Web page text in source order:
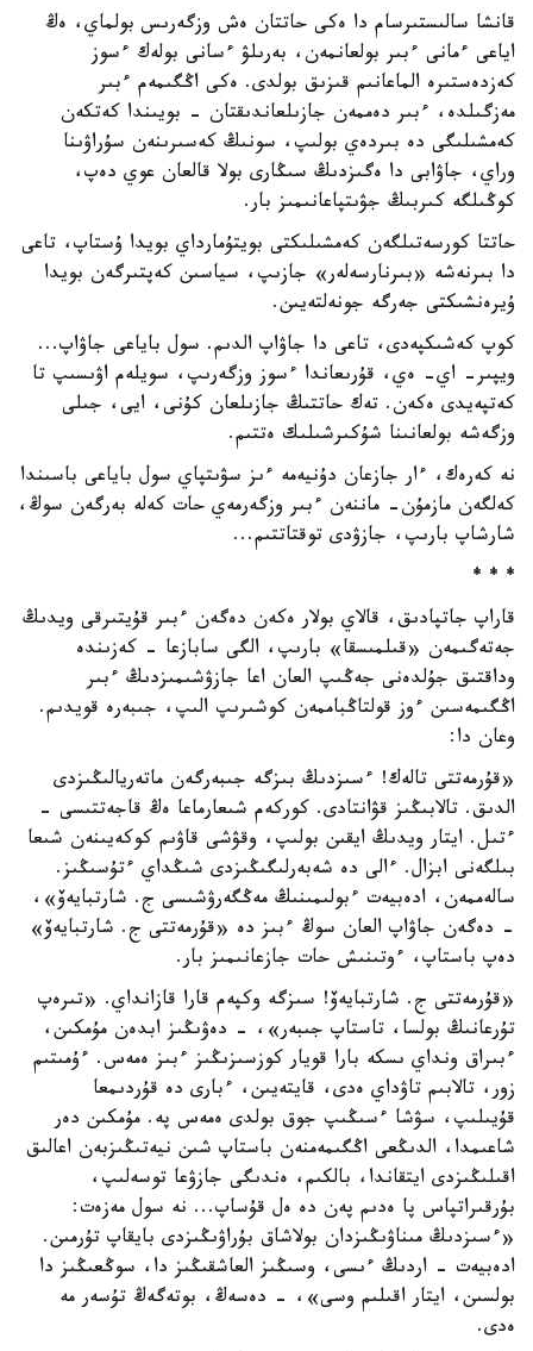
قانشا سالىستىرسام دا ەكى حاتتان ەش وزگەرىس بولماي، ەڭ
اياعى ءمانى ءبىر بولعانمەن، بەرىلۋ ءسانى بولەك ءسوز
كەزدەستىرە الماعانىم قىزىق بولدى. ەكى اڭگىمەم ءبىر
مەزگىلدە، ءبىر دەممەن جازىلعاندىقتان - بويىندا كەتكەن
كەمشىلىگى دە بىردەي بولىپ، سونىڭ كەسىرىنەن سۇراۋىنا
وراي، جاۋابى دا ەگىزدىڭ سىڭارى بولا قالعان عوي دەپ،
كوڭىلگە كىربىڭ جۋىتپاعانىمىز بار.
حاتتا كورسەتىلگەن كەمشىلىكتى بويتۇمارداي بويدا ۇستاپ، تاعى
دا بىرنەشە «بىرنارسەلەر» جازىپ، سياسىن كەپتىرگەن بويدا
ۇيرەنشىكتى جەرگە جونەلتەيىن.
كوپ كەشىكپەدى، تاعى دا جاۋاپ الدىم. سول باياعى جاۋاپ...
ويپىر- اي- ەي، قۇرىعاندا ءسوز وزگەرىپ، سويلەم اۋىسىپ تا
كەتپەيدى ەكەن. تەك حاتتىڭ جازىلعان كۇنى، ايى، جىلى
وزگەشە بولعانىنا شۇكىرشىلىك ەتتىم.
نە كەرەك، ءار جازعان دۇنيەمە ءىز سۋىتپاي سول باياعى باسىندا
كەلگەن مازمۇن- ماننەن ءبىر وزگەرمەي حات كەلە بەرگەن سوڭ،
شارشاپ بارىپ، جازۋدى توقتاتتىم...
* * *
قاراپ جاتپادىق، قالاي بولار ەكەن دەگەن ءبىر قۇيتىرقى ويدىڭ
جەتەگىمەن «قىلمىسقا» بارىپ، الگى سابازعا - كەزىندە
وداقتىق جۇلدەنى جەڭىپ العان اعا جازۋشىمىزدىڭ ءبىر
اڭگىمەسىن ءوز قولتاڭباممەن كوشىرىپ الىپ، جىبەرە قويدىم.
وعان دا:
«قۇرمەتتى تالەك! ءسىزدىڭ بىزگە جىبەرگەن ماتەريالىڭىزدى
الدىق. تالابىڭىز قۋانتادى. كوركەم شىعارماعا ەڭ قاجەتتىسى -
ءتىل. ايتار ويدىڭ ايقىن بولىپ، وقۋشى قاۋىم كوكەيىنەن شىعا
بىلگەنى ابزال. ءالى دە شەبەرلىگىڭىزدى شىڭداي ءتۇسىڭىز.
سالەممەن، ادەبيەت ءبولىمىنىڭ مەڭگەرۋشىسى ج. شارتبايەۆ»،
- دەگەن جاۋاپ العان سوڭ ءبىز دە «قۇرمەتتى ج. شارتبايەۆ»
دەپ باستاپ، ءوتىنىش حات جازعانىمىز بار.
«قۇرمەتتى ج. شارتبايەۆ! سىزگە وكپەم قارا قازانداي. «تىرەپ
تۇرعانىڭ بولسا، تاستاپ جىبەر»، - دەۋىڭىز ابدەن مۇمكىن،
ءبىراق ونداي ىسكە بارا قويار كوزسىزىڭىز ءبىز ەمەس. ءۇمىتىم
زور، تالابىم تاۋداي ەدى، قايتەيىن، ءبارى دە قۇردىمعا
قۇيىلىپ، سۋشا ءسىڭىپ جوق بولدى ەمەس پە. مۇمكىن دەر
شاعىمدا، الدىڭعى اڭگىمەمنەن باستاپ شىن نيەتىڭىزبەن اعالىق
اقىلىڭىزدى ايتقاندا، بالكىم، ەندىگى جازۋعا توسەلىپ،
بۇرقىراتپاس پا ەدىم پەن دە ەل قۇساپ... نە سول مەزەت:
«ءسىزدىڭ مىناۋىڭىزدان بولاشاق بۇراۋىڭىزدى بايقاپ تۇرمىن.
ادەبيەت - اردىڭ ءىسى، وسىڭىز العاشقىڭىز دا، سوڭعىڭىز دا
بولسىن، ايتار اقىلىم وسى»، - دەسەڭ، بوتەگەڭ تۇسەر مە
ەدى.